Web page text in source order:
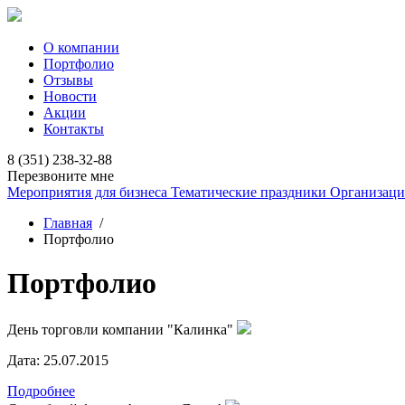
О компании
Портфолио
Отзывы
Новости
Акции
Контакты
8 (351) 238-32-88
Перезвоните мне
Мероприятия для бизнеса Тематические праздники
Главная /
Портфолио
Портфолио
День торговли компании "Калинка"
Дата: 25.07.2015
Подробнее